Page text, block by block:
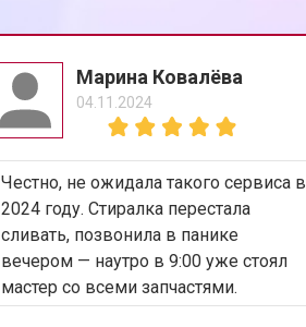
Марина Ковалёва
04.11.2024
Честно, не ожидала такого сервиса в
2024 году. Стиралка перестала
сливать, позвонила в панике
вечером — наутро в 9:00 уже стоял
мастер со всеми запчастями.
Поменял насос, показал старый